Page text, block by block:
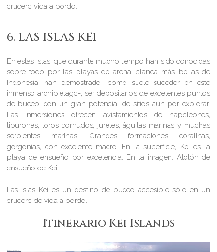
crucero vida a bordo.
6. LAS ISLAS KEI
En estas islas, que durante mucho tiempo han sido conocidas
sobre todo por las playas de arena blanca más bellas de
Indonesia, han demostrado -como suele suceder en este
inmenso archipiélago-, ser depositarios de excelentes puntos
de buceo, con un gran potencial de sitios aún por explorar.
Las inmersiones ofrecen avistamientos de napoleones,
tiburones, loros cornudos, jureles, águilas marinas y muchas
serpientes marinas. Grandes formaciones coralinas,
gorgonias, con excelente macro. En la superficie, Kei es la
playa de ensueño por excelencia. En la imagen: Atolón de
ensueño de Kei.
Las Islas Kei es un destino de buceo accesible sólo en un
crucero de vida a bordo.
Itinerario Kei Islands